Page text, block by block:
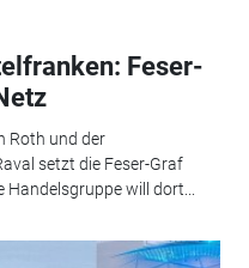
Feser-
Roth und der
setzt die Feser-Graf
will dort...